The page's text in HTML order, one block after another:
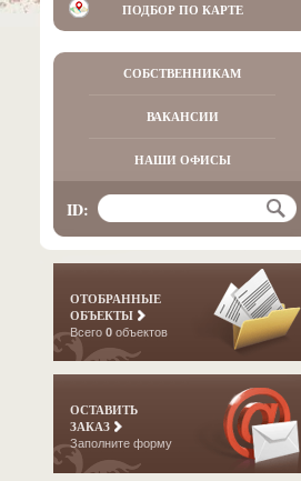
ПОДБОР ПО КАРТЕ
СОБСТВЕННИКАМ
ВАКАНСИИ
НАШИ ОФИСЫ
ID:
ОТОБРАННЫЕ
ОБЪЕКТЫ
Всего 0 объектов
ОСТАВИТЬ
ЗАКАЗ
Заполните форму